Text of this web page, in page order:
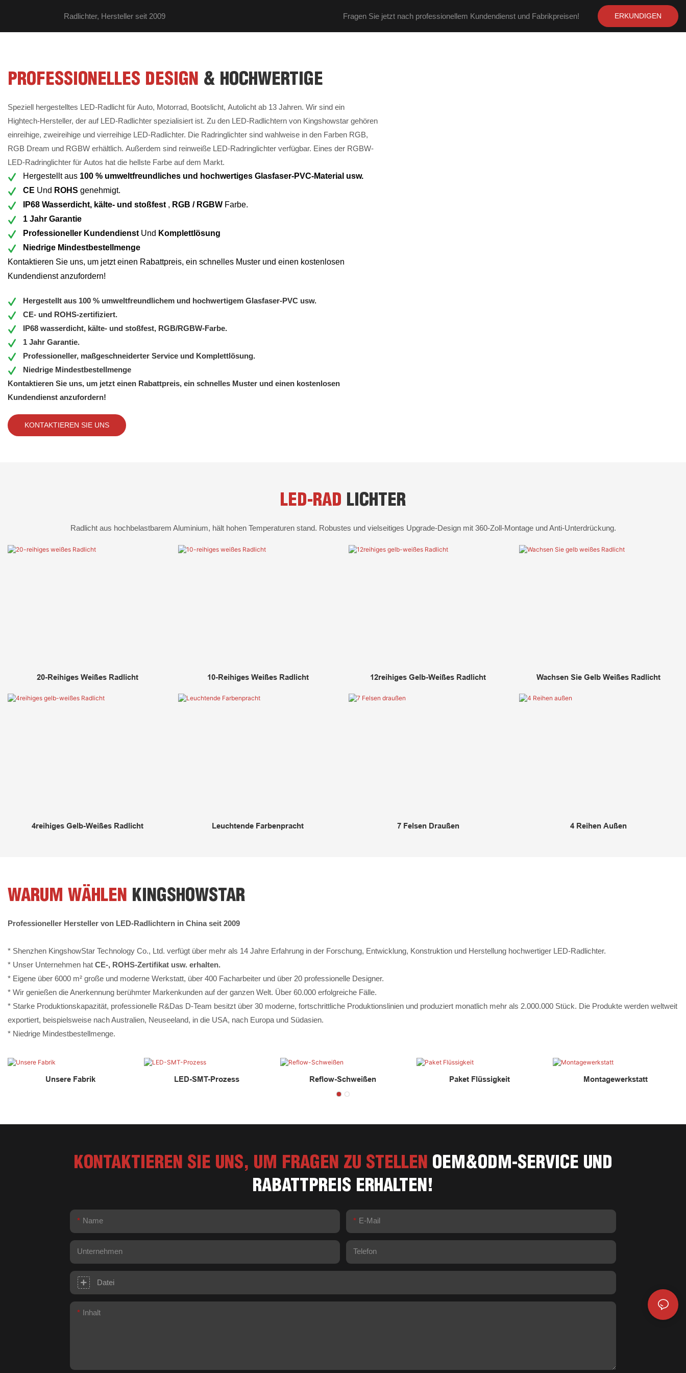
Radlichter, Hersteller seit 2009 Fragen Sie jetzt nach professionellem Kundendienst und Fabrikpreisen! ERKUNDIGEN
PROFESSIONELLES DESIGN & HOCHWERTIGE
Speziell hergestelltes LED-Radlicht für Auto, Motorrad, Bootslicht, Autolicht ab 13 Jahren. Wir sind ein
Hightech-Hersteller, der auf LED-Radlichter spezialisiert ist. Zu den LED-Radlichtern von Kingshowstar gehören
einreihige, zweireihige und vierreihige LED-Radlichter. Die Radringlichter sind wahlweise in den Farben RGB,
RGB Dream und RGBW erhältlich. Außerdem sind reinweiße LED-Radringlichter verfügbar. Eines der RGBW-
LED-Radringlichter für Autos hat die hellste Farbe auf dem Markt.
Hergestellt aus 100 % umweltfreundliches und hochwertiges Glasfaser-PVC-Material usw.
CE Und ROHS genehmigt.
IP68 Wasserdicht, kälte- und stoßfest , RGB / RGBW Farbe.
1 Jahr Garantie
Professioneller Kundendienst Und Komplettlösung
Niedrige Mindestbestellmenge
Kontaktieren Sie uns, um jetzt einen Rabattpreis, ein schnelles Muster und einen kostenlosen
Kundendienst anzufordern!
Hergestellt aus 100 % umweltfreundlichem und hochwertigem Glasfaser-PVC usw.
CE- und ROHS-zertifiziert.
IP68 wasserdicht, kälte- und stoßfest, RGB/RGBW-Farbe.
1 Jahr Garantie.
Professioneller, maßgeschneiderter Service und Komplettlösung.
Niedrige Mindestbestellmenge
Kontaktieren Sie uns, um jetzt einen Rabattpreis, ein schnelles Muster und einen kostenlosen
Kundendienst anzufordern!
KONTAKTIEREN SIE UNS
LED-RAD LICHTER
Radlicht aus hochbelastbarem Aluminium, hält hohen Temperaturen stand. Robustes und vielseitiges Upgrade-Design mit 360-Zoll-Montage und Anti-Unterdrückung.
20-Reihiges Weißes Radlicht 10-Reihiges Weißes Radlicht 12reihiges Gelb-Weißes Radlicht Wachsen Sie Gelb Weißes Radlicht
4reihiges Gelb-Weißes Radlicht Leuchtende Farbenpracht 7 Felsen Draußen 4 Reihen Außen
WARUM WÄHLEN KINGSHOWSTAR
Professioneller Hersteller von LED-Radlichtern in China seit 2009
* Shenzhen KingshowStar Technology Co., Ltd. verfügt über mehr als 14 Jahre Erfahrung in der Forschung, Entwicklung, Konstruktion und Herstellung hochwertiger LED-Radlichter.
* Unser Unternehmen hat CE-, ROHS-Zertifikat usw. erhalten.
* Eigene über 6000 m² große und moderne Werkstatt, über 400 Facharbeiter und über 20 professionelle Designer.
* Wir genießen die Anerkennung berühmter Markenkunden auf der ganzen Welt. Über 60.000 erfolgreiche Fälle.
* Starke Produktionskapazität, professionelle R&Das D-Team besitzt über 30 moderne, fortschrittliche Produktionslinien und produziert monatlich mehr als 2.000.000 Stück. Die Produkte werden weltweit
exportiert, beispielsweise nach Australien, Neuseeland, in die USA, nach Europa und Südasien.
* Niedrige Mindestbestellmenge.
Unsere Fabrik LED-SMT-Prozess Reflow-Schweißen Paket Flüssigkeit Montagewerkstatt
KONTAKTIEREN SIE UNS, UM FRAGEN ZU STELLEN OEM&ODM-SERVICE UND
RABATTPREIS ERHALTEN!
Name E-Mail
Unternehmen Telefon
Datei
Inhalt